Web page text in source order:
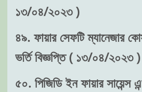
১৩/০৪/২০২৩ )
৪৯. ফায়ার সেফটি ম্যানেজার
ভর্তি বিজ্ঞপ্তি ( ১৩/০৪/২০২৩ )
৫০. পিজিডি ইন ফায়ার সায়েন্স